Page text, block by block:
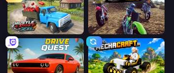
Hustle & Drift in ZIL MotoCross Riders